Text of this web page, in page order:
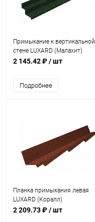
Примыкание к вертикальной
стене LUXARD (Малахит)
2 145.42 ₽/ шт
Подробнее
Планка примыкания левая
LUXARD (Коралл)
2 209.73 ₽/ шт